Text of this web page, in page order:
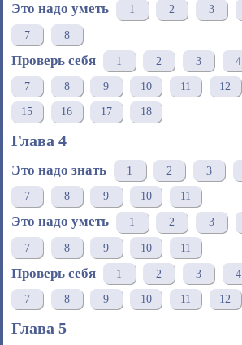
Это надо уметь 1 2 3
7 8
Проверь себя 1 2 3 4
7 8 9 10 11 12
15 16 17 18
Глава 4
Это надо знать 1 2 3
7 8 9 10 11
Это надо уметь 1 2 3
7 8 9 10 11
Проверь себя 1 2 3 4
7 8 9 10 11 12
Глава 5